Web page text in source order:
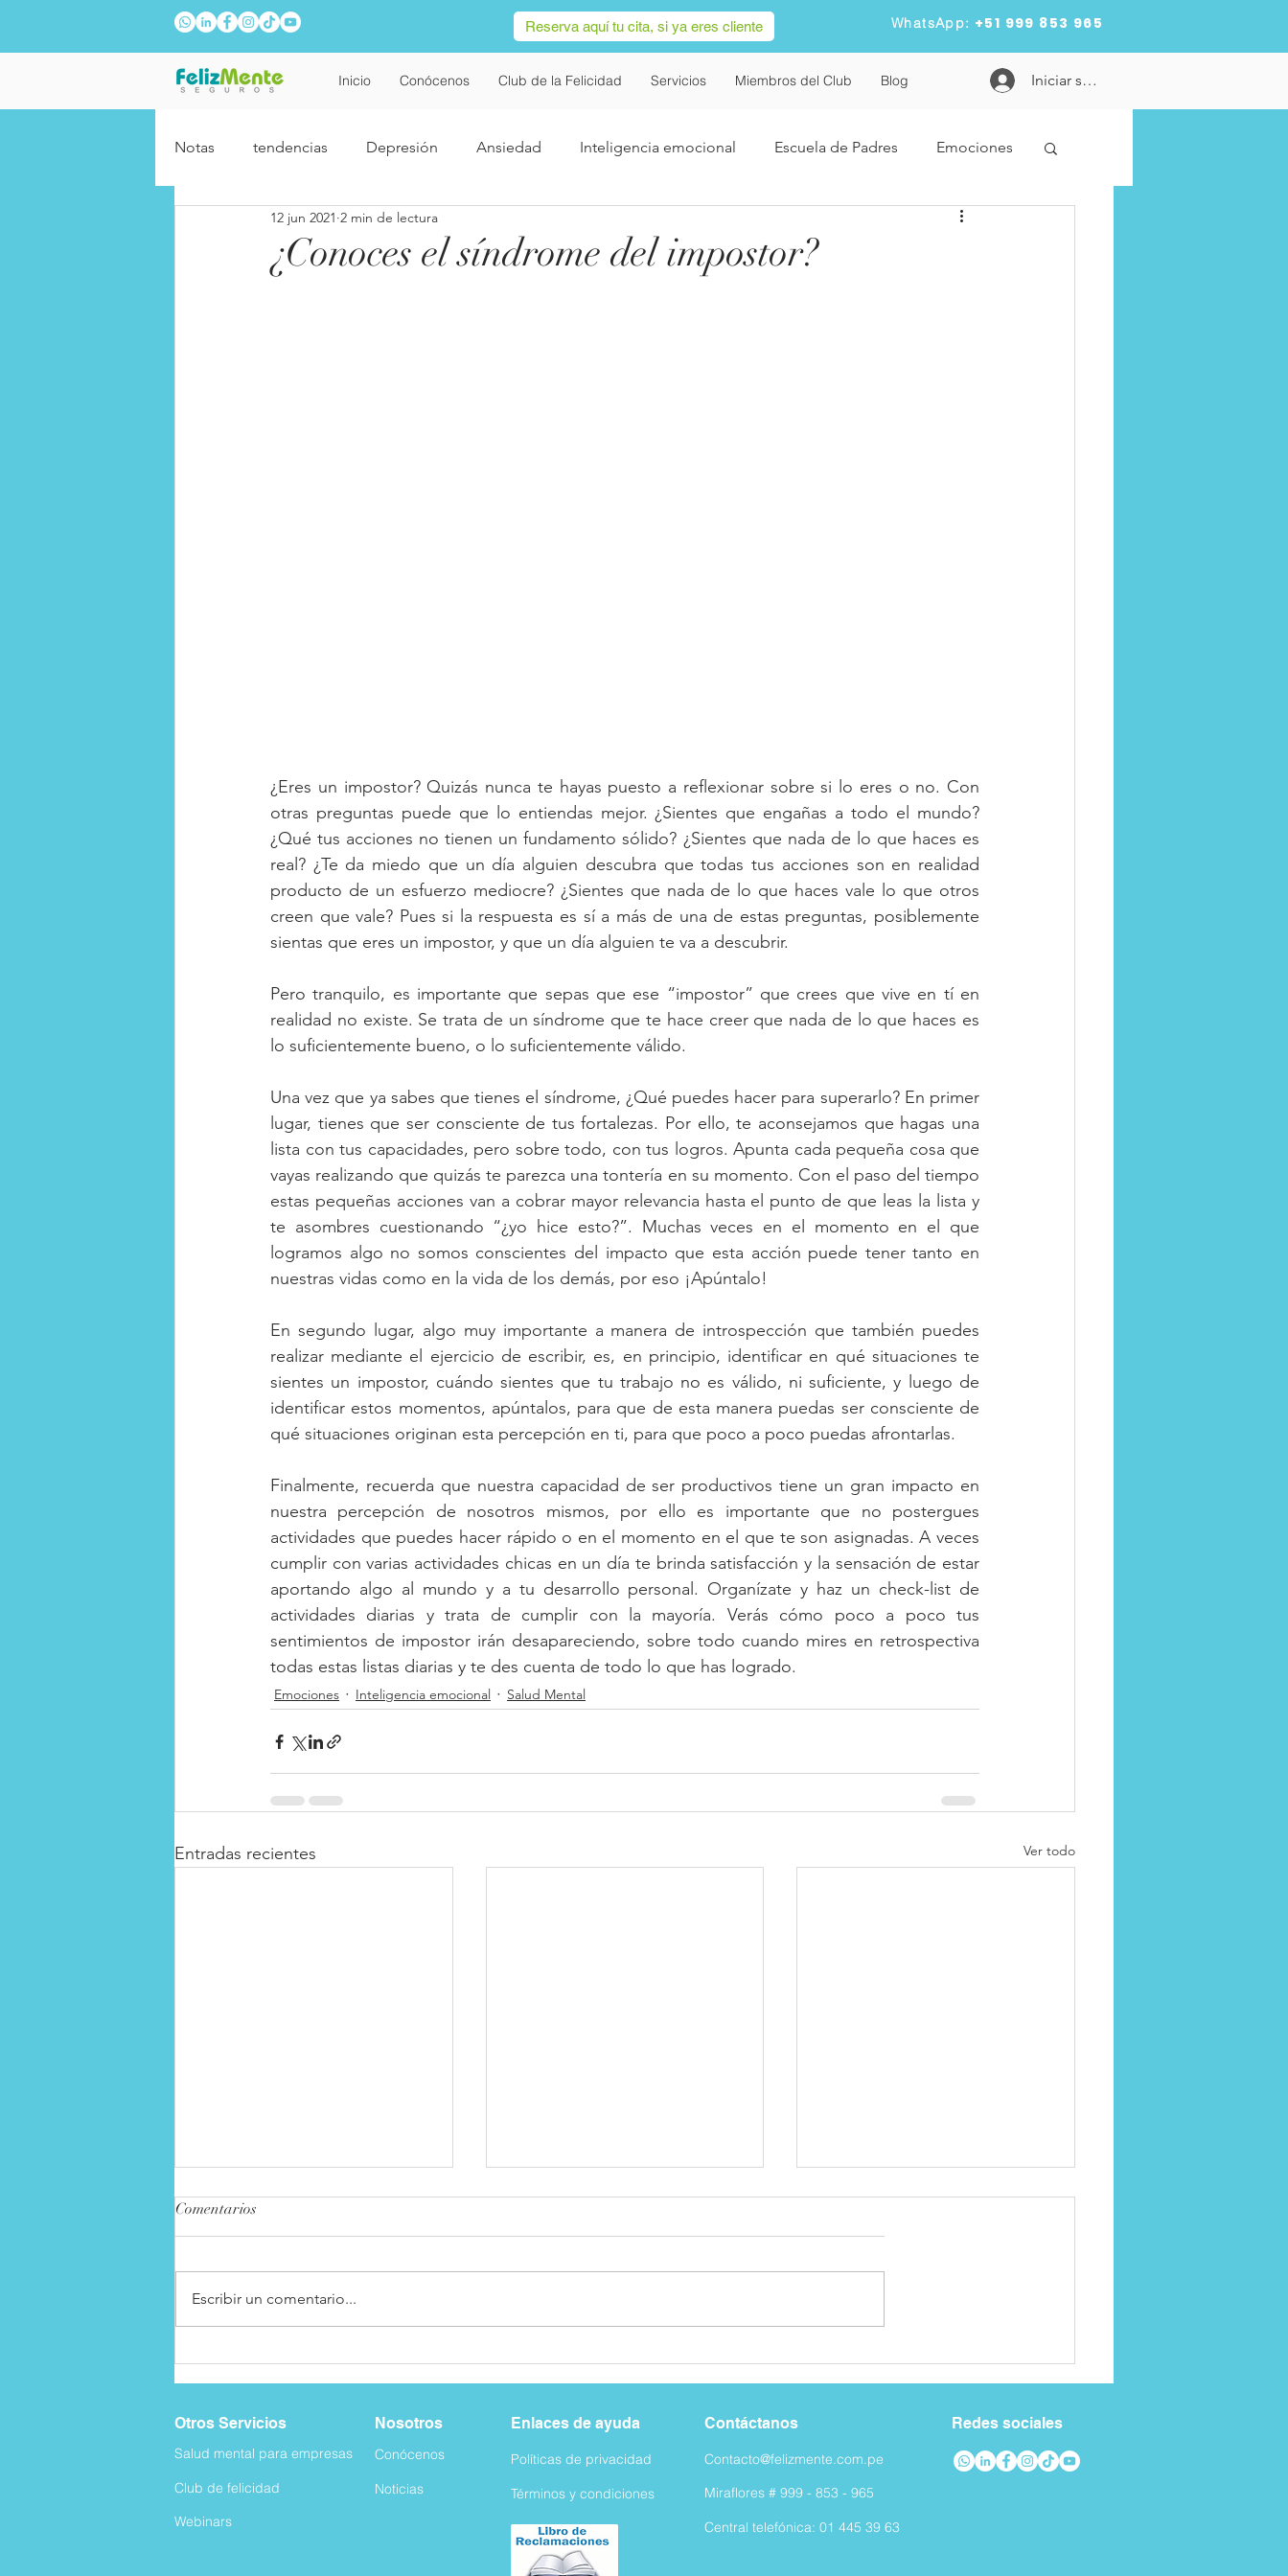
Reserva aquí tu cita, si ya eres cliente WhatsApp: +51 999 853 965
Inicio Conócenos Club de la Felicidad Servicios Miembros del Club Blog Iniciar sesión
Notas tendencias Depresión Ansiedad Inteligencia emocional Escuela de Padres Emociones
Relaciones Adolescentes
¿Conoces el síndrome del impostor?
12 jun 2021 2 min de lectura
¿Eres un impostor? Quizás nunca te hayas puesto a reflexionar sobre si lo eres o no. Con
otras preguntas puede que lo entiendas mejor. ¿Sientes que engañas a todo el mundo?
¿Qué tus acciones no tienen un fundamento sólido? ¿Sientes que nada de lo que haces es
real? ¿Te da miedo que un día alguien descubra que todas tus acciones son en realidad
producto de un esfuerzo mediocre? ¿Sientes que nada de lo que haces vale lo que otros
creen que vale? Pues si la respuesta es sí a más de una de estas preguntas, posiblemente
sientas que eres un impostor, y que un día alguien te va a descubrir.
Pero tranquilo, es importante que sepas que ese “impostor” que crees que vive en tí en
realidad no existe. Se trata de un síndrome que te hace creer que nada de lo que haces es
lo suficientemente bueno, o lo suficientemente válido.
Una vez que ya sabes que tienes el síndrome, ¿Qué puedes hacer para superarlo? En primer
lugar, tienes que ser consciente de tus fortalezas. Por ello, te aconsejamos que hagas una
lista con tus capacidades, pero sobre todo, con tus logros. Apunta cada pequeña cosa que
vayas realizando que quizás te parezca una tontería en su momento. Con el paso del tiempo
estas pequeñas acciones van a cobrar mayor relevancia hasta el punto de que leas la lista y
te asombres cuestionando “¿yo hice esto?”. Muchas veces en el momento en el que
logramos algo no somos conscientes del impacto que esta acción puede tener tanto en
nuestras vidas como en la vida de los demás, por eso ¡Apúntalo!
En segundo lugar, algo muy importante a manera de introspección que también puedes
realizar mediante el ejercicio de escribir, es, en principio, identificar en qué situaciones te
sientes un impostor, cuándo sientes que tu trabajo no es válido, ni suficiente, y luego de
identificar estos momentos, apúntalos, para que de esta manera puedas ser consciente de
qué situaciones originan esta percepción en ti, para que poco a poco puedas afrontarlas.
Finalmente, recuerda que nuestra capacidad de ser productivos tiene un gran impacto en
nuestra percepción de nosotros mismos, por ello es importante que no postergues
actividades que puedes hacer rápido o en el momento en el que te son asignadas. A veces
cumplir con varias actividades chicas en un día te brinda satisfacción y la sensación de estar
aportando algo al mundo y a tu desarrollo personal. Organízate y haz un check-list de
actividades diarias y trata de cumplir con la mayoría. Verás cómo poco a poco tus
sentimientos de impostor irán desapareciendo, sobre todo cuando mires en retrospectiva
todas estas listas diarias y te des cuenta de todo lo que has logrado.
Emociones Inteligencia emocional Salud Mental
Entradas recientes Ver todo
Comentarios
Escribir un comentario...
Otros Servicios
Salud mental para empresas
Club de felicidad
Webinars
Nosotros
Conócenos
Noticias
Enlaces de ayuda
Políticas de privacidad
Términos y condiciones
Contáctanos
Contacto@felizmente.com.pe
Miraflores # 999 - 853 - 965
Central telefónica: 01 445 39 63
Redes sociales